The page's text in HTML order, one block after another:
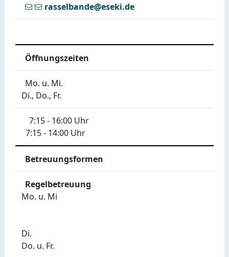
rasselbande@eseki.de
Öffnungszeiten
Mo. u. Mi.
Di., Do., Fr.
7:15 - 16:00 Uhr
7:15 - 14:00 Uhr
Betreuungsformen
Regelbetreuung
Mo. u. Mi
Di.
Do. u. Fr.